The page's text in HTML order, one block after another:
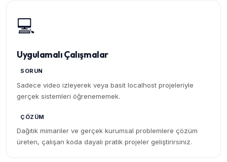
💻
Uygulamalı Çalışmalar
SORUN
Sadece video izleyerek veya basit localhost projeleriyle
gerçek sistemleri öğrenememek.
ÇÖZÜM
Dağıtık mimariler ve gerçek kurumsal problemlere çözüm
üreten, çalışan koda dayalı pratik projeler geliştirirsiniz.